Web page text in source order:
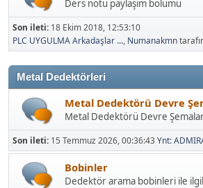
Son ileti:18 Ekim 2018, 12:53:10
PLC UYGULMA Arkadaşlar ...,Numanakmn
Metal Dedektörleri
Metal Dedektörü Devre
Metal Dedektörü Devre
Son ileti:15 Temmuz 2026, 00:36:43Ynt:
Bobinler
Dedektör arama bobinleri ile ilgili